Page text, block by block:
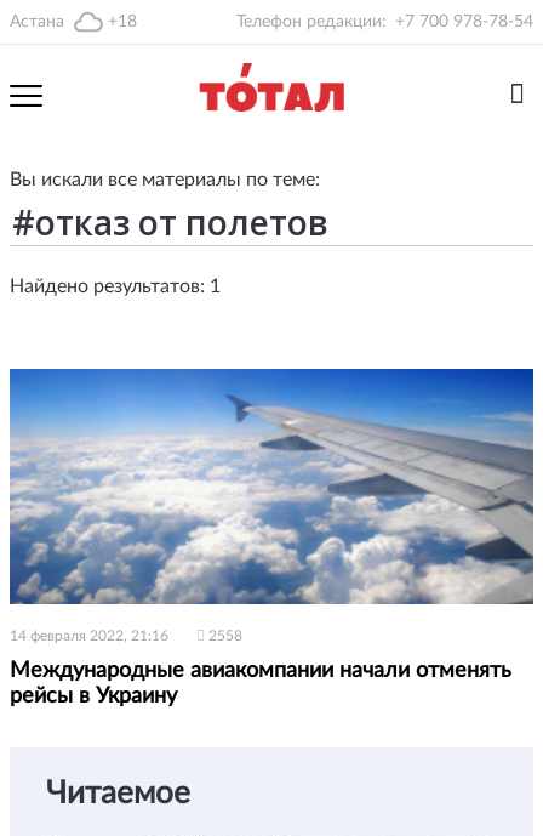
Астана +18 Телефон редакции: +7 700 978-78-54
Вы искали все материалы по теме:
Найдено результатов: 1
14 февраля 2022, 21:16 2558
Международные авиакомпании начали отменять
рейсы в Украину
Читаемое